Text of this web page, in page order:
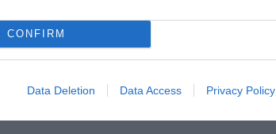
CONFIRM
Data Deletion Data Access Privacy Policy